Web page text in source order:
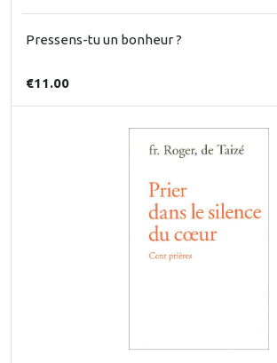
Pressens-tu un bonheur ?
€11.00